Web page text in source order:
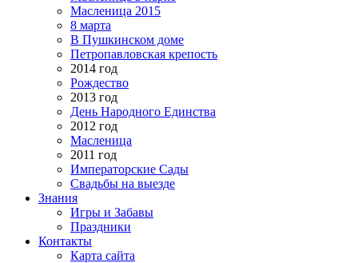
Масленица 2015
8 марта
В Пушкинском доме
Петропавловская крепость
2014 год
Рождество
2013 год
День Народного Единства
2012 год
Масленица
2011 год
Императорские Сады
Свадьбы на выезде
Знания
Игры и Забавы
Праздники
Контакты
Карта сайта